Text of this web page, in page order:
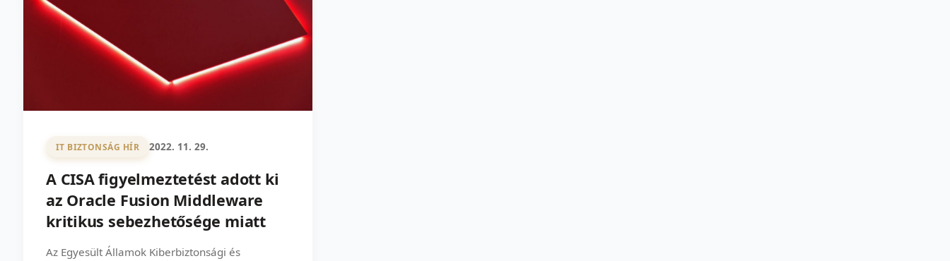
IT BIZTONSÁG HÍR 2022. 11. 29.
A CISA figyelmeztetést adott ki
az Oracle Fusion Middleware
kritikus sebezhetősége miatt
Az Egyesült Államok Kiberbiztonsági és